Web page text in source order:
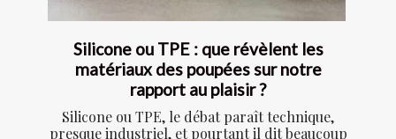
Silicone ou TPE : que révèlent les
matériaux des poupées sur notre
rapport au plaisir ?
Silicone ou TPE, le débat paraît technique,
presque industriel, et pourtant il dit beaucoup